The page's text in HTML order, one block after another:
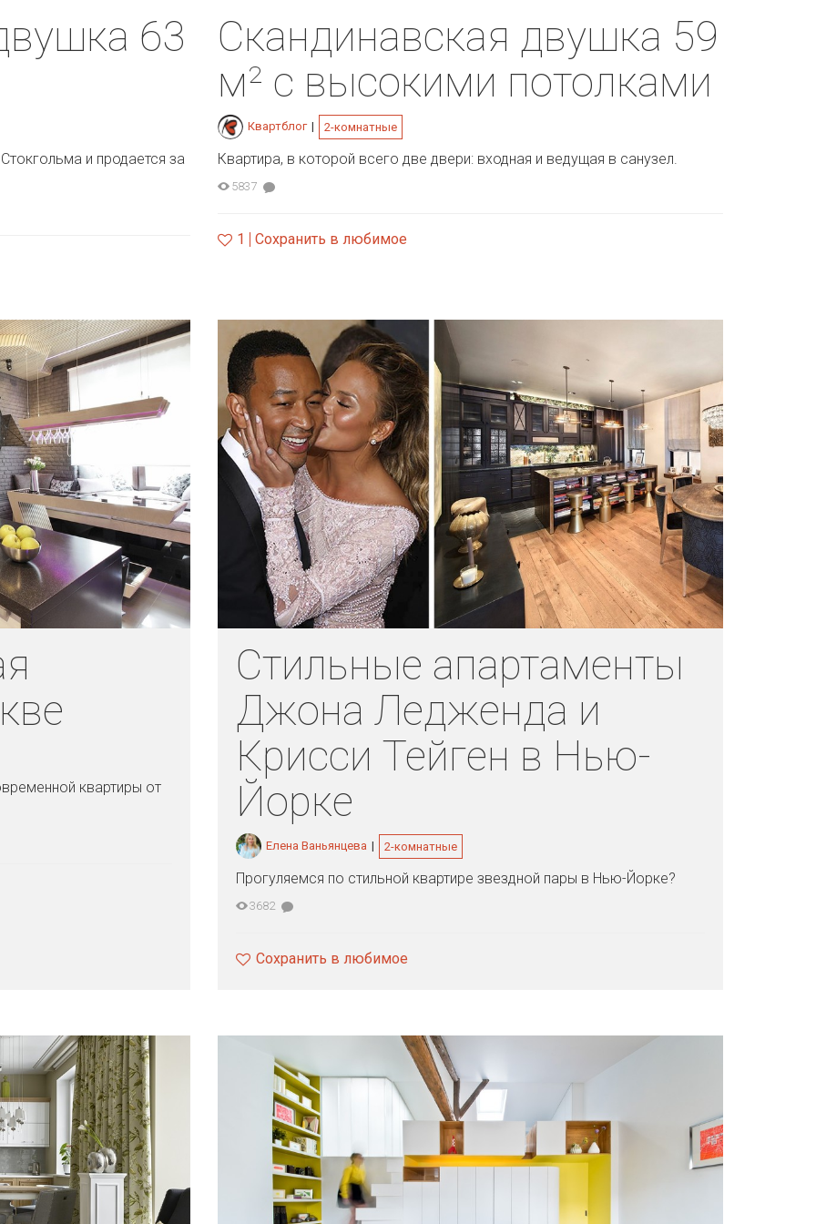
63
и продается за
Скандинавская двушка 59
м² с высокими потолками
Квартблог | 2-комнатные
Квартира, в которой всего две двери: входная и ведущая в санузел.
5837
1 Сохранить в любимое
квартиры от
Стильные апартаменты
Джона Ледженда и
Крисси Тейген в Нью-
Йорке
Елена Ваньянцева | 2-комнатные
Прогуляемся по стильной квартире звездной пары в Нью-Йорке?
3682
Сохранить в любимое